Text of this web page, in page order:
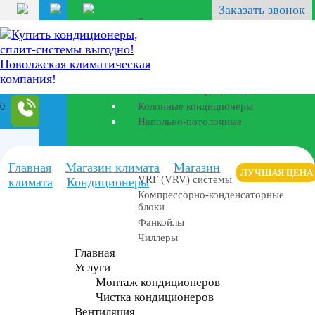
Перейти
содержанию
Заказать звонок
0
Бризеры
Полупромышленные кондиционеры
Колонные кондиционеры
Напольно-потолочные
Промышленные установки
VRF (VRV) системы
Компрессорно-конденсаторные
блоки
Фанкойлы
Чиллеры
Главная
Услуги
Монтаж кондиционеров
Чистка кондиционеров
Вентиляция
Главная Магазин климата
Магазин
климата
Кондиционеры
ЛУЧШАЯ ЦЕНА